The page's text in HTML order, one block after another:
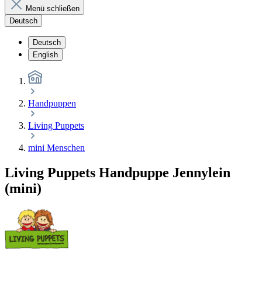
Menü schließen
Deutsch
Deutsch
English
Handpuppen
Living Puppets
mini Menschen
Living Puppets Handpuppe Jennylein
(mini)